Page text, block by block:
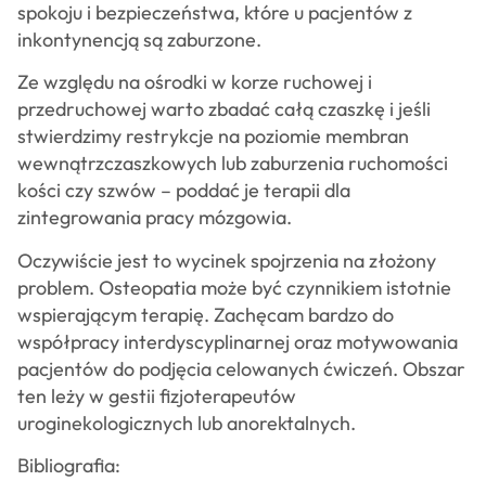
spokoju i bezpieczeństwa, które u pacjentów z
inkontynencją są zaburzone.
Ze względu na ośrodki w korze ruchowej i
przedruchowej warto zbadać całą czaszkę i jeśli
stwierdzimy restrykcje na poziomie membran
wewnątrzczaszkowych lub zaburzenia ruchomości
kości czy szwów – poddać je terapii dla
zintegrowania pracy mózgowia.
Oczywiście jest to wycinek spojrzenia na złożony
problem. Osteopatia może być czynnikiem istotnie
wspierającym terapię. Zachęcam bardzo do
współpracy interdyscyplinarnej oraz motywowania
pacjentów do podjęcia celowanych ćwiczeń. Obszar
ten leży w gestii fizjoterapeutów
uroginekologicznych lub anorektalnych.
Bibliografia: